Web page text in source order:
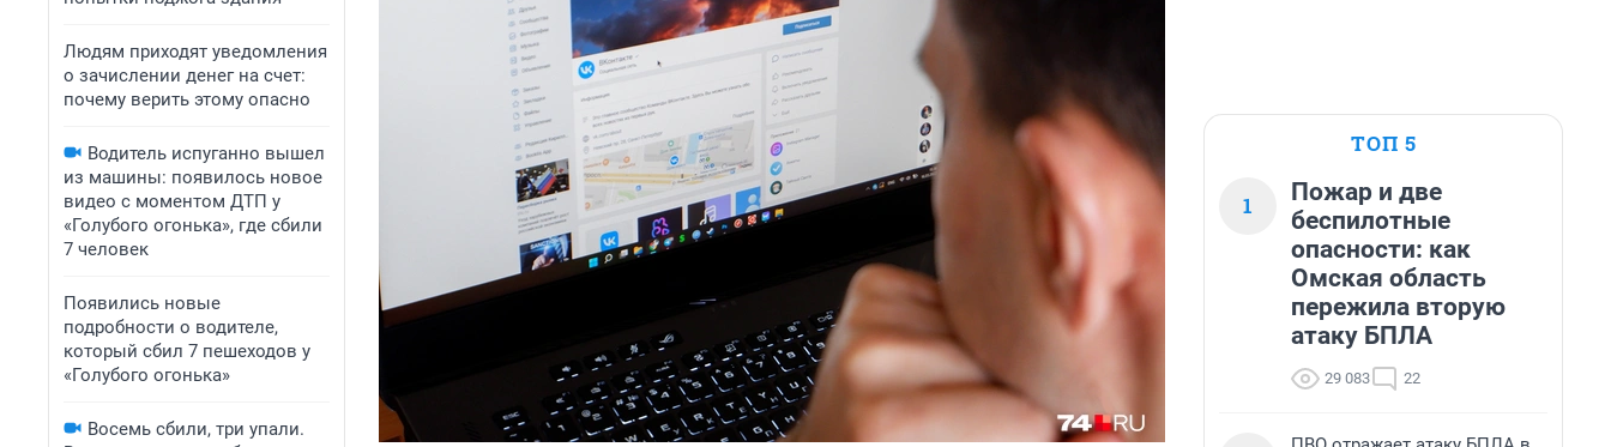
Людям приходят уведомления
о зачислении денег на счет:
почему верить этому опасно
Водитель испуганно вышел
из машины: появилось новое
видео с моментом ДТП у
«Голубого огонька», где сбили
7 человек
Появились новые
подробности о водителе,
который сбил 7 пешеходов у
«Голубого огонька»
Восемь сбили, три упали.
ТОП 5
1
Пожар и две
беспилотные
опасности: как
Омская область
пережила вторую
атаку БПЛА
29 083 22